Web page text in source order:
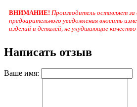
ВНИМАНИЕ! Производитель оставляет за
предварительного уведомления вносить
изделий и деталей, не ухудшающие качество
Написать отзыв
Ваше имя: